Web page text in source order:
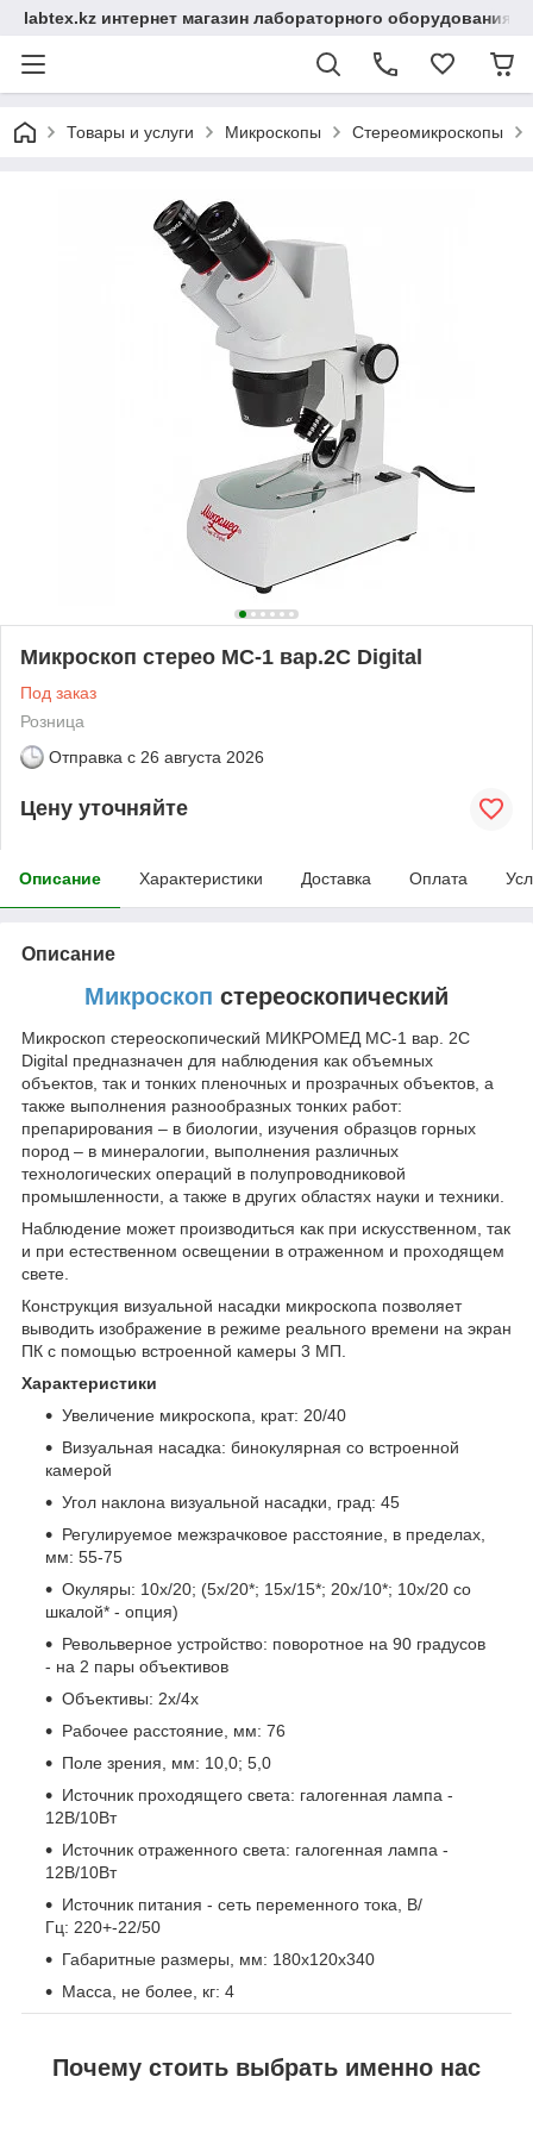
labtex.kz интернет магазин лабораторного оборудования
Товары и услуги Микроскопы Стереомикроскопы
Микроскоп стерео МС-1 вар.2C Digital
Под заказ
Розница
Отправка с 26 августа 2026
Цену уточняйте
Описание Характеристики Доставка Оплата
Описание
Микроскоп стереоскопический
Микроскоп стереоскопический МИКРОМЕД МС-1 вар. 2С
Digital предназначен для наблюдения как объемных
объектов, так и тонких пленочных и прозрачных объектов, а
также выполнения разнообразных тонких работ:
препарирования – в биологии, изучения образцов горных
пород – в минералогии, выполнения различных
технологических операций в полупроводниковой
промышленности, а также в других областях науки и техники.
Наблюдение может производиться как при искусственном, так
и при естественном освещении в отраженном и проходящем
свете.
Конструкция визуальной насадки микроскопа позволяет
выводить изображение в режиме реального времени на экран
ПК с помощью встроенной камеры 3 МП.
Характеристики
Увеличение микроскопа, крат: 20/40
Визуальная насадка: бинокулярная со встроенной
камерой
Угол наклона визуальной насадки, град: 45
Регулируемое межзрачковое расстояние, в пределах,
мм: 55-75
Окуляры: 10х/20; (5х/20*; 15х/15*; 20х/10*; 10х/20 со
шкалой* - опция)
Револьверное устройство: поворотное на 90 градусов
- на 2 пары объективов
Объективы: 2х/4х
Рабочее расстояние, мм: 76
Поле зрения, мм: 10,0; 5,0
Источник проходящего света: галогенная лампа -
12В/10Вт
Источник отраженного света: галогенная лампа -
12В/10Вт
Источник питания - сеть переменного тока, В/
Гц: 220+-22/50
Габаритные размеры, мм: 180x120x340
Масса, не более, кг: 4
Почему стоить выбрать именно нас